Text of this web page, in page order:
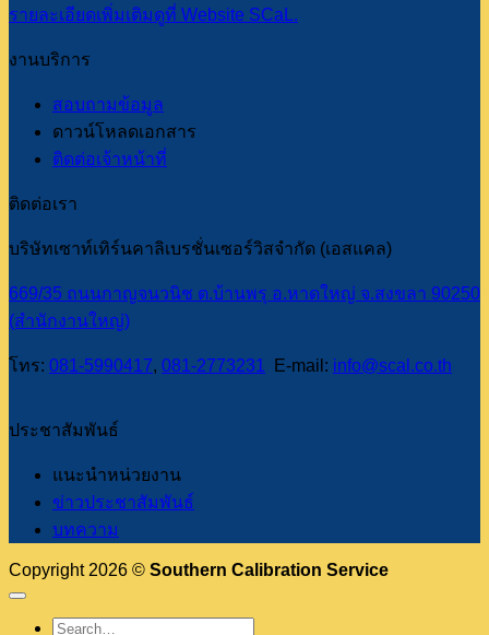
รายละเอียดเพิ่มเติมดูที่ Website SCaL.
งานบริการ
สอบถามข้อมูล
ดาวน์โหลดเอกสาร
ติดต่อเจ้าหน้าที่
ติดต่อเรา
บริษัทเซาท์เทิร์นคาลิเบรชั่นเซอร์วิสจำกัด (เอสแคล)
669/35 ถนนกาญจนวนิช ต.บ้านพรุ อ.หาดใหญ่ จ.สงขลา 90250
(สำนักงานใหญ่)
โทร: 081-5990417, 081-2773231 E-mail: info@scal.co.th
ประชาสัมพันธ์
แนะนำหน่วยงาน
ข่าวประชาสัมพันธ์
บทความ
Copyright 2026 © Southern Calibration Service